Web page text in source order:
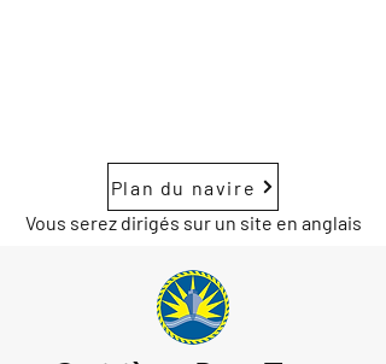
Plan du navire
Vous serez dirigés sur un site en anglais